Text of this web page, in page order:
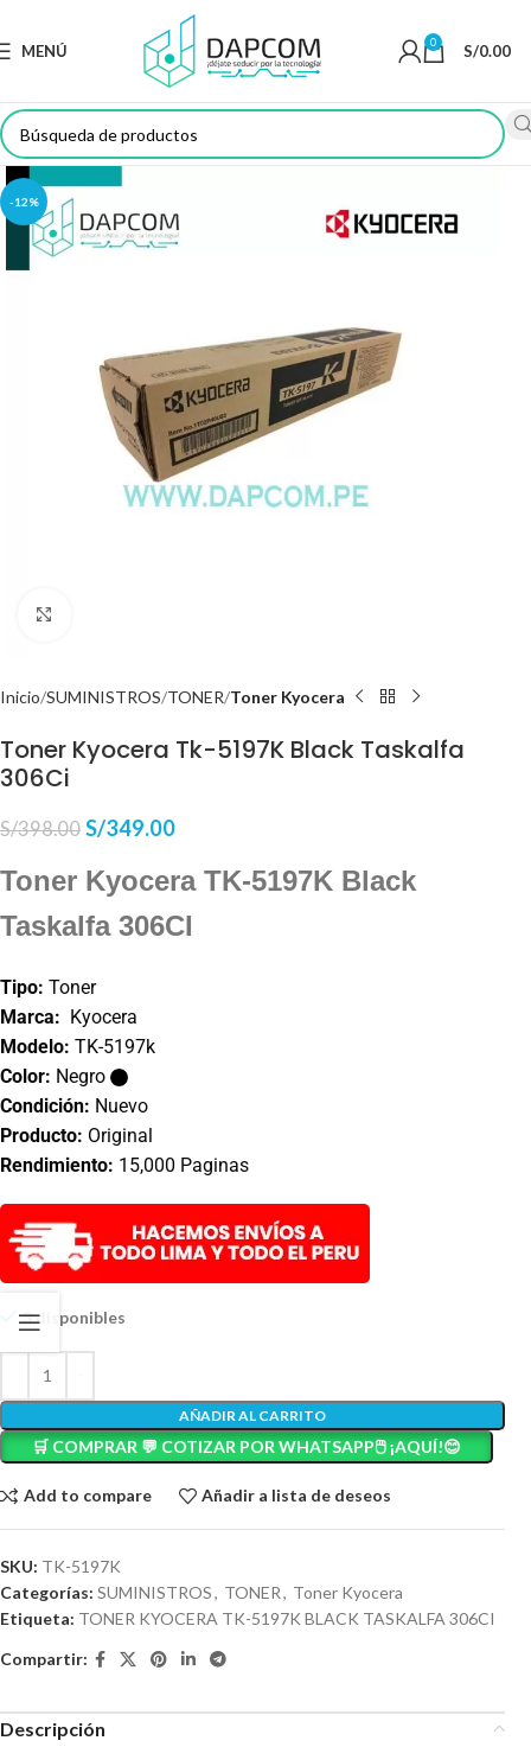
MENÚ 0 S/0.00
-12%
Inicio SUMINISTROS TONER Toner Kyocera
Toner Kyocera Tk-5197K Black Taskalfa
306Ci
S/398.00 S/349.00
Toner Kyocera TK-5197K Black
Taskalfa 306CI
Tipo: Toner
Marca: Kyocera
Modelo: TK-5197k
Color: Negro
Condición: Nuevo
Producto: Original
Rendimiento: 15,000 Paginas
3 disponibles
AÑADIR AL CARRITO
🛒 COMPRAR 💬 COTIZAR POR WHATSAPP🖱️ ¡AQUÍ!😊
Add to compare Añadir a lista de deseos
SKU: TK-5197K
Categorías: SUMINISTROS, TONER, Toner Kyocera
Etiqueta: TONER KYOCERA TK-5197K BLACK TASKALFA 306CI
Compartir:
Descripción